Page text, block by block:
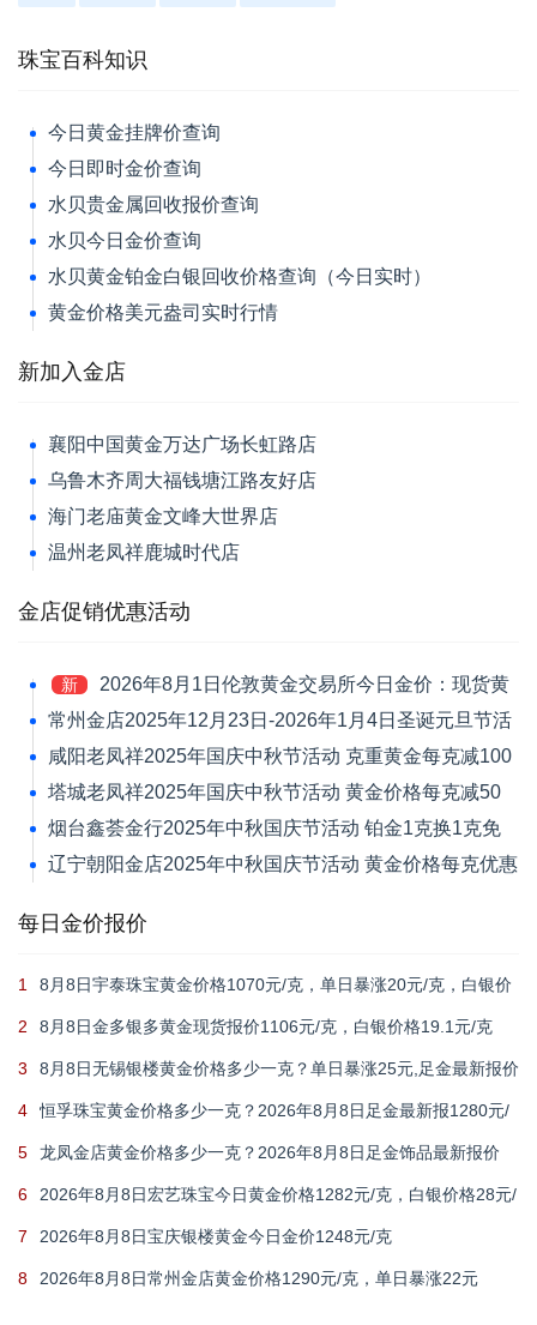
珠宝百科知识
今日黄金挂牌价查询
今日即时金价查询
水贝贵金属回收报价查询
水贝今日金价查询
水贝黄金铂金白银回收价格查询（今日实时）
黄金价格美元盎司实时行情
新加入金店
襄阳中国黄金万达广场长虹路店
乌鲁木齐周大福钱塘江路友好店
海门老庙黄金文峰大世界店
温州老凤祥鹿城时代店
金店促销优惠活动
新
2026年8月1日伦敦黄金交易所今日金价：现货黄
金跌1.39%报4046.42美元/盎司
常州金店2025年12月23日-2026年1月4日圣诞元旦节活
动 黄金价格每克减120元
咸阳老凤祥2025年国庆中秋节活动 克重黄金每克减100
元
塔城老凤祥2025年国庆中秋节活动 黄金价格每克减50
元
烟台鑫荟金行2025年中秋国庆节活动 铂金1克换1克免
新品工艺费
辽宁朝阳金店2025年中秋国庆节活动 黄金价格每克优惠
每日金价报价
1
8月8日宇泰珠宝黄金价格1070元/克，单日暴涨20元/克，白银价
2
8月8日金多银多黄金现货报价1106元/克，白银价格19.1元/克
3
8月8日无锡银楼黄金价格多少一克？单日暴涨25元,足金最新报价
4
恒孚珠宝黄金价格多少一克？2026年8月8日足金最新报1280元/
5
龙凤金店黄金价格多少一克？2026年8月8日足金饰品最新报价
6
2026年8月8日宏艺珠宝今日黄金价格1282元/克，白银价格28元/
7
2026年8月8日宝庆银楼黄金今日金价1248元/克
8 2026年8月8日常州金店黄金价格1290元/克，单日暴涨22元